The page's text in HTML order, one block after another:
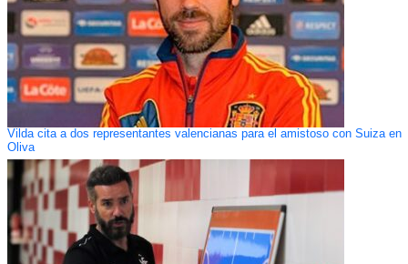
Vilda cita a dos representantes valencianas para el amistoso con Suiza en
Oliva